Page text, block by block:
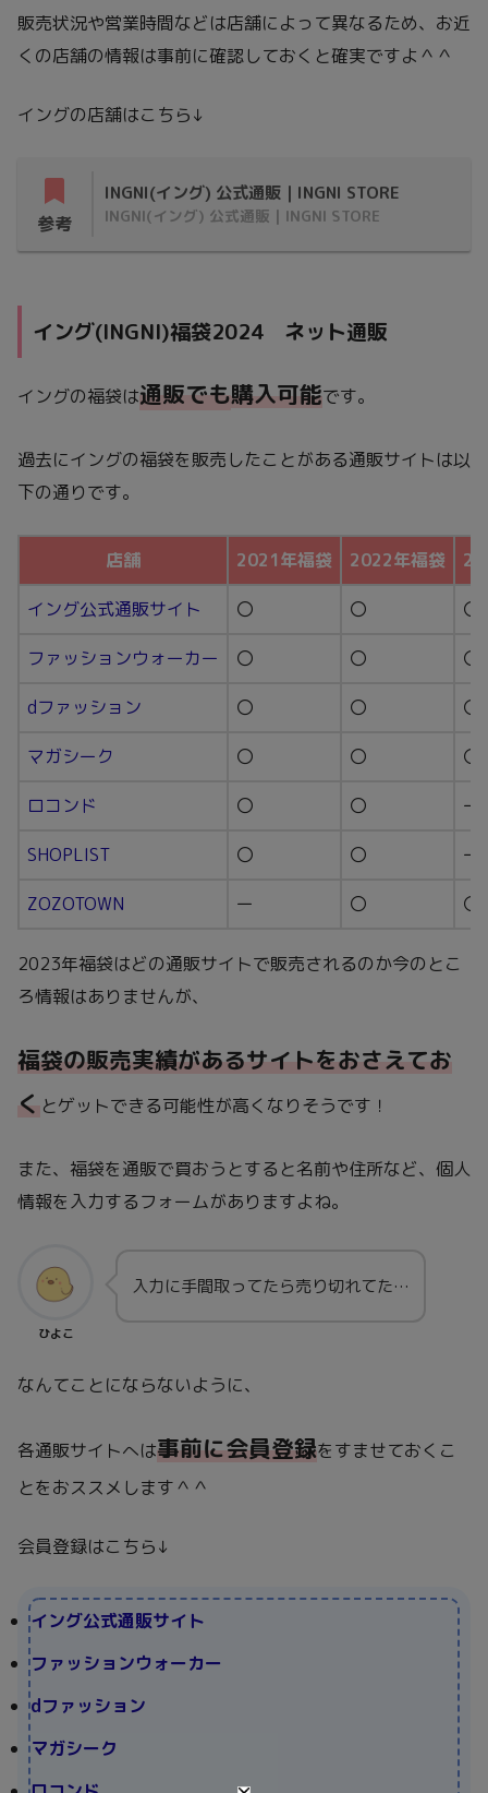
販売状況や営業時間などは店舗によって異なるため、お近
くの店舗の情報は事前に確認しておくと確実ですよ＾＾
イングの店舗はこちら↓
参考
INGNI(イング) 公式通販｜INGNI STORE
INGNI(イング) 公式通販｜INGNI STORE
イング(INGNI)福袋2024 ネット通販
イングの福袋は通販でも購入可能です。
過去にイングの福袋を販売したことがある通販サイトは以
下の通りです。
店舗 2021年福袋 2022年福袋
イング公式通販サイト 〇 〇 〇
ファッションウォーカー 〇 〇 〇
dファッション 〇 〇 〇
マガシーク 〇 〇 〇
ロコンド 〇 〇 ー
SHOPLIST 〇 〇 ー
ZOZOTOWN ー 〇 〇
2023年福袋はどの通販サイトで販売されるのか今のとこ
ろ情報はありませんが、
福袋の販売実績があるサイトをおさえてお
く とゲットできる可能性が高くなりそうです！
また、福袋を通販で買おうとすると名前や住所など、個人
情報を入力するフォームがありますよね。
ひよこ
入力に手間取ってたら売り切れてた…
なんてことにならないように、
各通販サイトへは事前に会員登録をすませておくこ
とをおススメします＾＾
会員登録はこちら↓
イング公式通販サイト
ファッションウォーカー
dファッション
マガシーク